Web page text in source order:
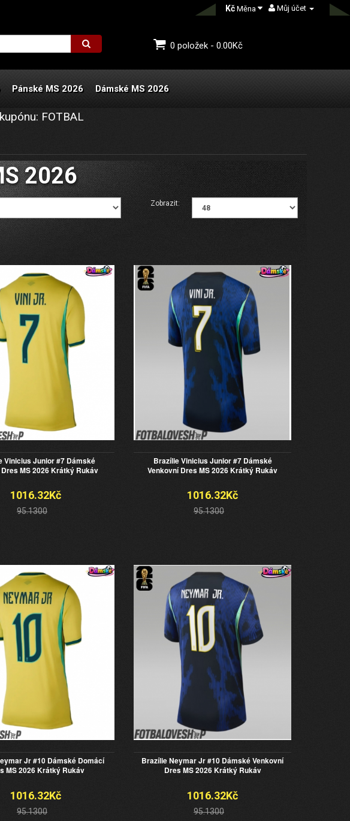
Můj účet
Kč Měna
0 položek - 0.00Kč
Pánské MS 2026 Dámské MS 2026
FOTBAL
2026
Zobrazit:
Vinicius Junior #7 Dámské
MS 2026 Krátký Rukáv
1016.32Kč
95.1300
Brazílie Vinicius Junior #7 Dámské
Venkovní Dres MS 2026 Krátký Rukáv
1016.32Kč
95.1300
Jr #10 Dámské Domácí
MS 2026 Krátký Rukáv
1016.32Kč
95.1300
Brazílie Neymar Jr #10 Dámské Venkovní
Dres MS 2026 Krátký Rukáv
1016.32Kč
95.1300